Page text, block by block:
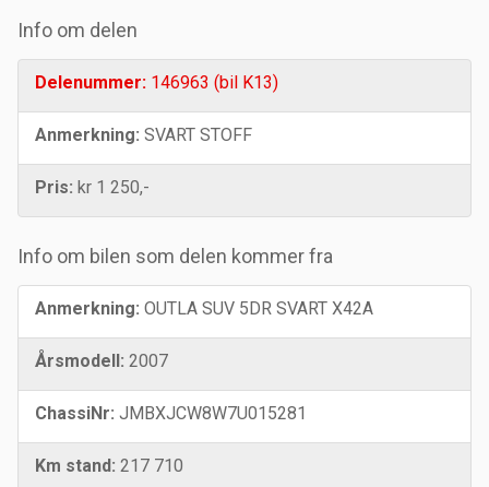
Info om delen
Delenummer: 146963 (bil K13)
Anmerkning: SVART STOFF
Pris: kr 1 250,-
Info om bilen som delen kommer fra
Anmerkning: OUTLA SUV 5DR SVART X42A
Årsmodell: 2007
ChassiNr: JMBXJCW8W7U015281
Km stand: 217 710